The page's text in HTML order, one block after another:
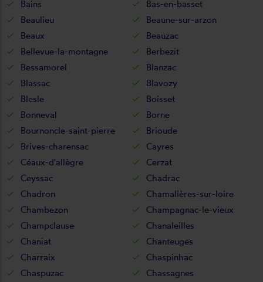
Bains
Bas-en-basset
Beaulieu
Beaune-sur-arzon
Beaux
Beauzac
Bellevue-la-montagne
Berbezit
Bessamorel
Blanzac
Blassac
Blavozy
Blesle
Boisset
Bonneval
Borne
Bournoncle-saint-pierre
Brioude
Brives-charensac
Cayres
Céaux-d'allègre
Cerzat
Ceyssac
Chadrac
Chadron
Chamalières-sur-loire
Chambezon
Champagnac-le-vieux
Champclause
Chanaleilles
Chaniat
Chanteuges
Charraix
Chaspinhac
Chaspuzac
Chassagnes